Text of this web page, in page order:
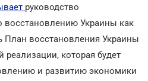
руководство
восстановлению Украины как
План восстановления Украины
реализации, которая будет
и развитию экономики